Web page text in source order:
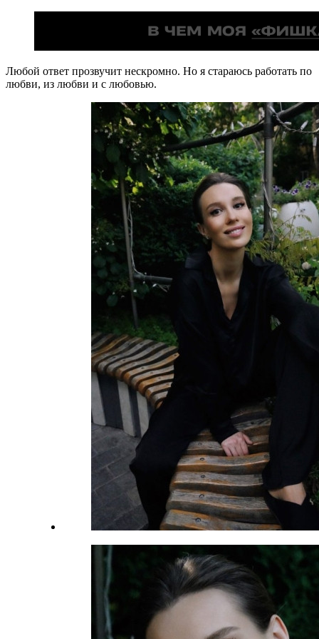
Любой ответ прозвучит нескромно. Но я стараюсь работать по
любви, из любви и с любовью.